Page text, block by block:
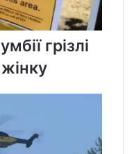
грізлі